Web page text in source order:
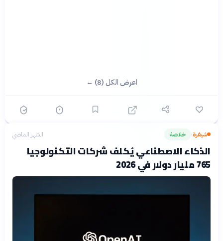
اعرض الكل (8) ←
شيفرة› خلاصة الشهر الماضي
الذكاء الاصطناعي يُكلف شركات التكنولوجيا
765 مليار دولار في 2026